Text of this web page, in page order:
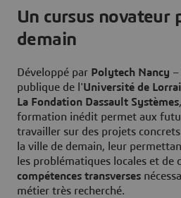
Un cursus novateur
demain
Développé par Polytech Nancy
publique de l'Université de
La Fondation Dassault Systèmes
formation inédit permet aux
travailler sur des projets
la ville de demain, leur
les problématiques locales et de
compétences transverses
métier très recherché.